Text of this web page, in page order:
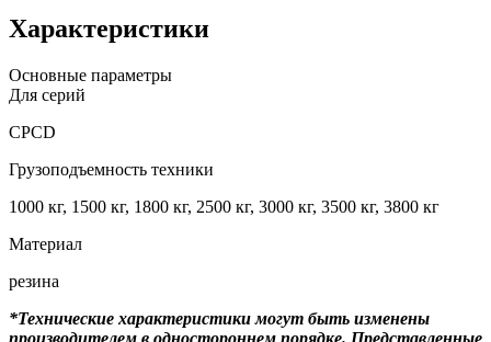
Характеристики
Основные параметры
Для серий
CPCD
Грузоподъемность техники
1000 кг, 1500 кг, 1800 кг, 2500 кг, 3000 кг, 3500 кг, 3800 кг
Материал
резина
*Технические характеристики могут быть изменены
производителем в одностороннем порядке. Представленные